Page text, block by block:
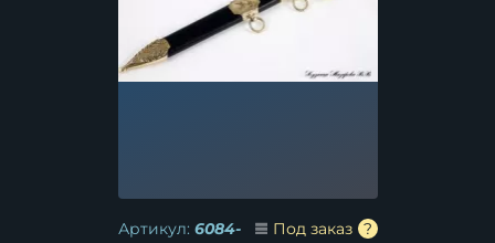
Артикул: 6084-
Под заказ